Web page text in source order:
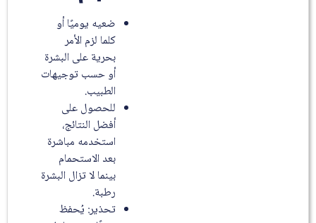
ضعيه يوميًا أو
كلما لزم الأمر
بحرية على البشرة
أو حسب توجيهات
الطبيب.
للحصول على
أفضل النتائج،
استخدمه مباشرة
بعد الاستحمام
بينما لا تزال البشرة
رطبة.
تحذير: يُحفظ